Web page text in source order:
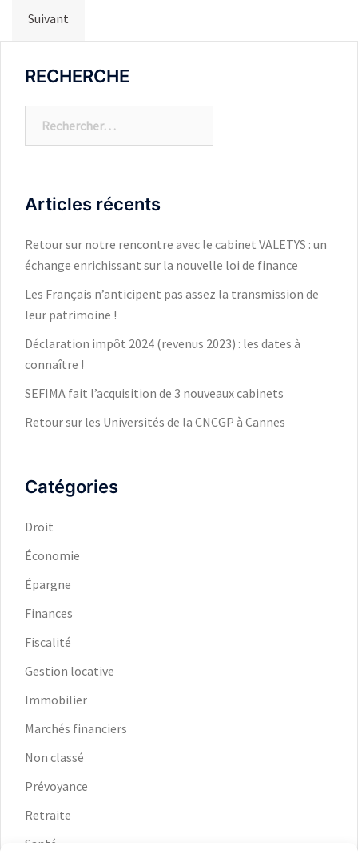
Suivant
RECHERCHE
Articles récents
Retour sur notre rencontre avec le cabinet VALETYS : un
échange enrichissant sur la nouvelle loi de finance
Les Français n’anticipent pas assez la transmission de
leur patrimoine !
Déclaration impôt 2024 (revenus 2023) : les dates à
connaître !
SEFIMA fait l’acquisition de 3 nouveaux cabinets
Retour sur les Universités de la CNCGP à Cannes
Catégories
Droit
Économie
Épargne
Finances
Fiscalité
Gestion locative
Immobilier
Marchés financiers
Non classé
Prévoyance
Retraite
Santé